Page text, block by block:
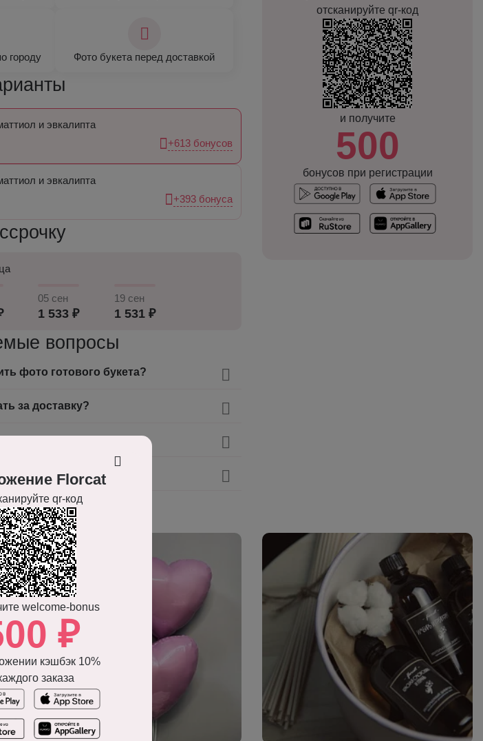
городу Фото букета перед доставкой
и эвкалипта
+613 бонусов
и эвкалипта
+393 бонуса
05 сен
1 533 ₽
19 сен
1 531 ₽
вопросы
фото готового букета?
за доставку?
доставку цветов?
отсканируйте qr-код
и получите
500
бонусов при регистрации
Florcat
qr-код
welcome-bonus
₽
кэшбэк 10%
заказа